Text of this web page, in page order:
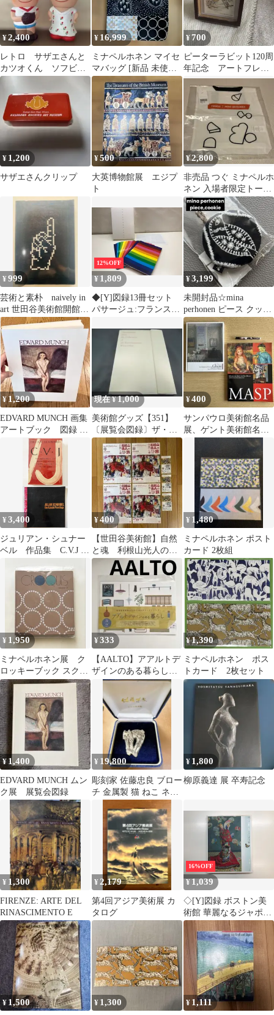
¥2,400
レトロ サザエさんと
カツオくん ソフビ貯
金箱
¥ 16,999
ミナペルホネン マイセ
マバッグ [新品 未使用]
つぐ展 限定
¥700
ピーターラビット120周
年記念 アートフレー
ムコレクション
¥ 1,200
サザエさんクリップ
¥500
大英博物館展 エジプ
ト
¥2,800
非売品 つぐ ミナペルホ
ネン 入場者限定トート
バッグ
¥999
芸術と素朴 naively in
art 世田谷美術館開館記
念展 1986 図録
12%OFF
¥1,809
◆[Y]図録13冊セット
パサージュ:フランスの
館ほか 1999年
¥3,199
未開封品☆mina
perhonen ピース クッキ
ー チャーム シンフォニ
ー
¥1,200
EDVARD MUNCH 画集
アートブック 図録 ム
現在 ¥1,000
美術館グッズ【351】
〔展覧会図録〕ザ・コ
レクション・ヴィンタ
ートゥール
¥400
サンパウロ美術館名品
展、ゲント美術館名品
展 図録、東京富士美術
¥3,400
ジュリアン・シュナー
ベル 作品集 C.V.J +
¥400
【世田谷美術館】自然
と魂 利根山光人の
旅 入館済みチケット
３枚＆チラシ４部
¥ 1,480
ミナペルホネン ポスト
カード 2枚組
¥ 1,950
ミナペルホネン展 ク
ロッキーブック スクエ
アサイズ 入場特典付
き
¥333
【AALTO】アアルトデ
ザインのある暮らし
シール
¥1,390
ミナペルホネン ポス
トカード 2枚セット
¥1,400
EDVARD MUNCH ムン
ク展 展覧会図録
¥ 19,800
彫刻家 佐藤忠良 ブロー
チ 金属製 猫 ねこ ネコ
アクセサリー 世田谷美
術館
¥ 1,800
柳原義達 展 卒寿記念
¥ 1,300
FIRENZE: ARTE DEL
RINASCIMENTO E
¥ 2,179
第4回アジア美術展 カ
タログ
16%OFF
¥1,039
◇[Y]図録 ボストン美
術館 華麗なるジャポニ
ズム展 世田谷美術館ほ
か 2014年
¥ 1,500 ¥ 1,300 ¥ 1,111